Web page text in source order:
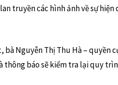
truyền các hình ảnh về sự hiện
bà Nguyễn Thị Thu Hà – quyền
thông báo sẽ kiểm tra lại quy